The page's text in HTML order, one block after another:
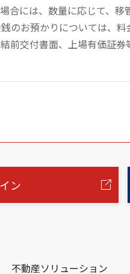
合には、数量に応じて、移
のお預かりについては、料
前交付書面、上場有価証券
ン
不動産ソリューション